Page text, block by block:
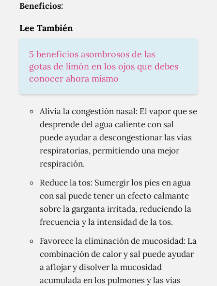
Beneficios:
Lee También
5 beneficios asombrosos de las
gotas de limón en los ojos que debes
conocer ahora mismo
Alivia la congestión nasal: El vapor que se
desprende del agua caliente con sal
puede ayudar a descongestionar las vías
respiratorias, permitiendo una mejor
respiración.
Reduce la tos: Sumergir los pies en agua
con sal puede tener un efecto calmante
sobre la garganta irritada, reduciendo la
frecuencia y la intensidad de la tos.
Favorece la eliminación de mucosidad: La
combinación de calor y sal puede ayudar
a aflojar y disolver la mucosidad
acumulada en los pulmones y las vías